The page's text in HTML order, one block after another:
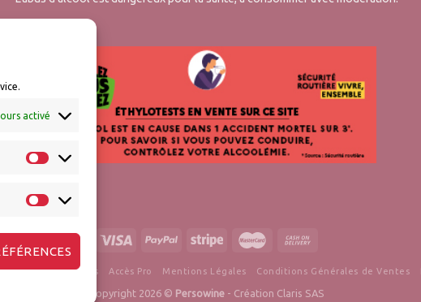
activé
& Retours Accès Pro Mentions Légales Conditions Générales de Ventes
Copyright 2026 © Persowine - Création Claris SAS